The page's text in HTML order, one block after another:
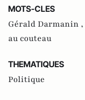
MOTS-CLES
Gérald Darmanin ,
au couteau
THEMATIQUES
Politique